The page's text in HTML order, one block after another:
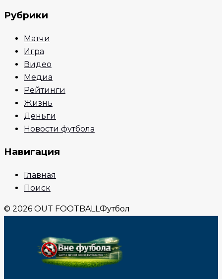
Рубрики
Матчи
Игра
Видео
Медиа
Рейтинги
Жизнь
Деньги
Новости футбола
Навигация
Главная
Поиск
© 2026 OUT FOOTBALLФутбол